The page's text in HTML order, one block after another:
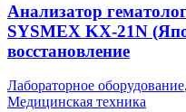
Анализатор
SYSMEX KX-21N
восстановление
Лабораторное оборудование,
Медицинская техника